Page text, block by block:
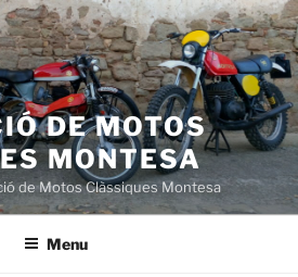
DE MOTOS
MONTESA
de Motos Clàssiques Montesa
Menu